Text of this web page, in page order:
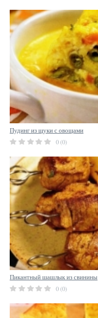
Пудинг из щуки с овощами
0 (0)
Пикантный шашлык из свинины
0 (0)